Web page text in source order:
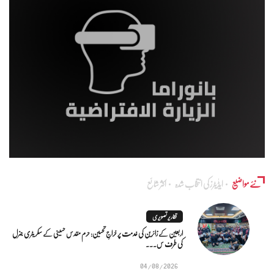
نئے مواضیع ایڈٰیٹرز کی انتخاب شدہ اکثر شائع
تقاریر تصویری
اربعین کے زائرین کی خدمت پر خراجِ تحسین: حرم مقدس حسینی کے سکریٹری جنرل
کی طرف س...
04/08/2026